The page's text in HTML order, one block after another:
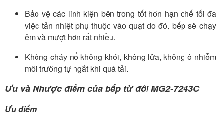
Bảo vệ các linh kiện bên trong tốt hơn hạn chế tối đa
việc tản nhiệt phụ thuộc vào quạt do đó, bếp sẽ chạy
êm và mượt hơn rất nhiều.
Không cháy nổ không khói, không lửa, không ô nhiễm
môi trường tự ngắt khi quá tải.
Ưu và Nhược điểm của bếp từ đôi MG2-7243C
Ưu điểm